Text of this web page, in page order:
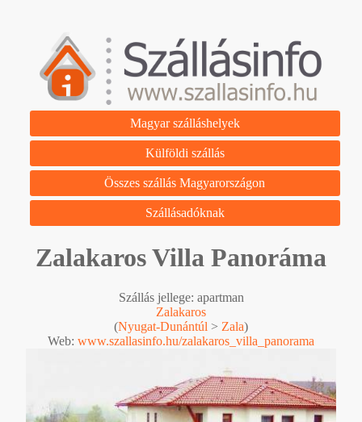
Magyar szálláshelyek
Külföldi szállás
Összes szállás Magyarországon
Szállásadóknak
Zalakaros Villa Panoráma
Szállás jellege: apartman
Zalakaros
(Nyugat-Dunántúl > Zala)
Web: www.szallasinfo.hu/zalakaros_villa_panorama